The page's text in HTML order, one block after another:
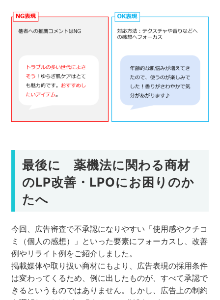
最後に 薬機法に関わる商材
のLP改善・LPOにお困りのか
たへ
今回、広告審査で不承認になりやすい「使用感やクチコ
ミ（個人の感想）」といった要素にフォーカスし、改善
例やリライト例をご紹介しました。
掲載媒体や取り扱い商材にもより、広告表現の採用条件
は変わってくるため、例に出したものが、すべて承認で
きるというものではありません。しかし、広告上の制約